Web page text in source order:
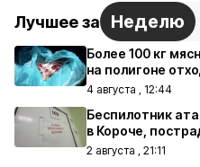
Лучшее за Неделю
Более 100 кг
на полигоне
4 августа , 12:44
Беспилотник
в Короче,
2 августа , 21:11